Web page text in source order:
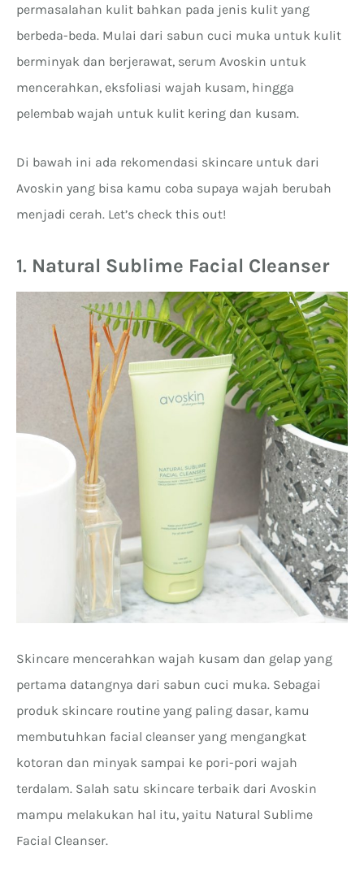
permasalahan kulit bahkan pada jenis kulit yang
berbeda-beda. Mulai dari sabun cuci muka untuk kulit
berminyak dan berjerawat, serum Avoskin untuk
mencerahkan, eksfoliasi wajah kusam, hingga
pelembab wajah untuk kulit kering dan kusam.
Di bawah ini ada rekomendasi skincare untuk dari
Avoskin yang bisa kamu coba supaya wajah berubah
menjadi cerah. Let’s check this out!
1. Natural Sublime Facial Cleanser
Skincare mencerahkan wajah kusam dan gelap yang
pertama datangnya dari sabun cuci muka. Sebagai
produk skincare routine yang paling dasar, kamu
membutuhkan facial cleanser yang mengangkat
kotoran dan minyak sampai ke pori-pori wajah
terdalam. Salah satu skincare terbaik dari Avoskin
mampu melakukan hal itu, yaitu Natural Sublime
Facial Cleanser.